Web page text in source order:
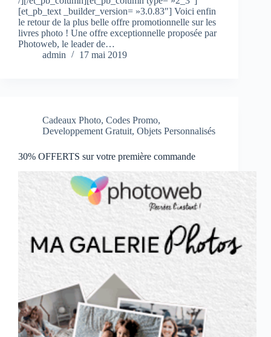
[et_pb_text _builder_version= »3.0.83″] Voici enfin
le retour de la plus belle offre promotionnelle sur les
livres photo ! Une offre exceptionnelle proposée par
Photoweb, le leader de…
admin
17 mai 2019
Cadeaux Photo, Codes Promo,
Developpement Gratuit, Objets Personnalisés
30% OFFERTS sur votre première commande